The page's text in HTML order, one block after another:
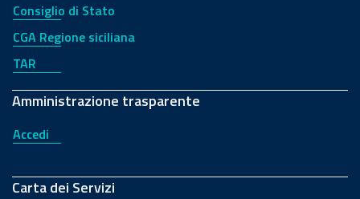
Consiglio di Stato
CGA Regione siciliana
TAR
Amministrazione trasparente
Accedi
Carta dei Servizi